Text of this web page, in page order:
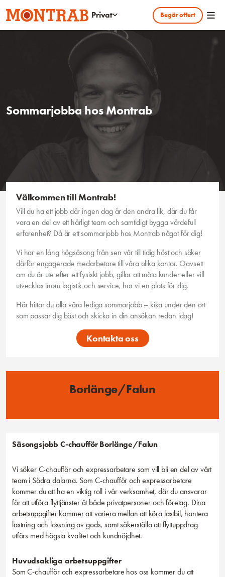
Privat
Begär offert
Sommarjobba hos Montrab
Välkommen till Montrab!
Vill du ha ett jobb där ingen dag är den andra lik, där du får
vara en del av ett härligt team och samtidigt bygga värdefull
erfarenhet? Då är ett sommarjobb hos Montrab något för dig!
Vi har en lång högsäsong från sen vår till tidig höst och söker
därför engagerade medarbetare till våra olika kontor. Oavsett
om du är ute efter ett fysiskt jobb, gillar att möta kunder eller vill
utvecklas inom logistik och service, har vi en plats för dig.
Här hittar du alla våra lediga sommarjobb – kika under den ort
som passar dig bäst och skicka in din ansökan redan idag!
Kontakta oss
Borlänge/Falun
Säsongsjobb C-chaufför Borlänge/Falun
Vi söker C-chaufför och expressarbetare som vill bli en del av vårt
team i Södra dalarna. Som C-chaufför och expressarbetare
kommer du att ha en viktig roll i vår verksamhet, där du ansvarar
för att utföra flyttjänster åt både privatpersoner och företag. Dina
arbetsuppgifter kommer att variera mellan att köra lastbil, hantera
lastning och lossning av gods, samt säkerställa att flyttuppdrag
utförs med högsta kvalitet och kundnöjdhet.
Huvudsakliga arbetsuppgifter
Som C-chaufför och expressarbetare hos oss kommer du att